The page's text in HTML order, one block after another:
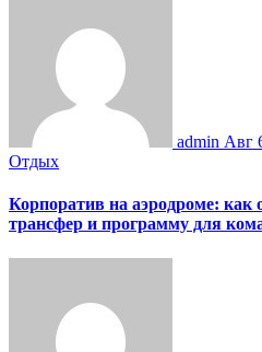
admin Авг
Отдых
Корпоратив на аэродроме: как
трансфер и программу для